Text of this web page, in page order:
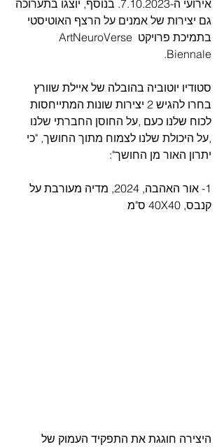
אירועי ה-7.10.2023. בנוסף, יוצגו בתערוכה
גם יצירות של אמנים על הרצף האוטיסטי
בתמיכת פרויקט ArtNeuroVerse
Biennale.
סטודיו יוטוביה בהובלה של איילת שוורץ
בחרו להגיש 2 יצירות שונות המתייחסות
לכוח שלנו כעם ,על החוסן החברתי שלנו
,על היכולת שלנו לצמוח מתוך החושך, "כי
יתרון האור מן החושך":
1- אור האהבה, 2024, מדיה מעורבת על
קנבס, 40X40 ס"מ
היצירה חוגגת את התפקיד העמוק של